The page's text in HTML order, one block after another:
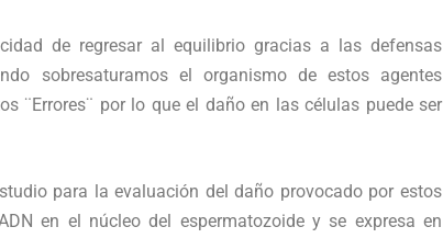
de regresar al equilibrio gracias a las defensas
sobresaturamos el organismo de estos agentes
¨Errores¨ por lo que el daño en las células puede ser
para la evaluación del daño provocado por estos
en el núcleo del espermatozoide y se expresa en